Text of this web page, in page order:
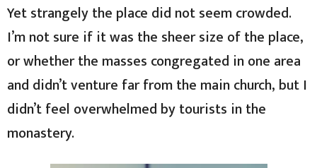
Yet strangely the place did not seem crowded.
I’m not sure if it was the sheer size of the place,
or whether the masses congregated in one area
and didn’t venture far from the main church, but I
didn’t feel overwhelmed by tourists in the
monastery.